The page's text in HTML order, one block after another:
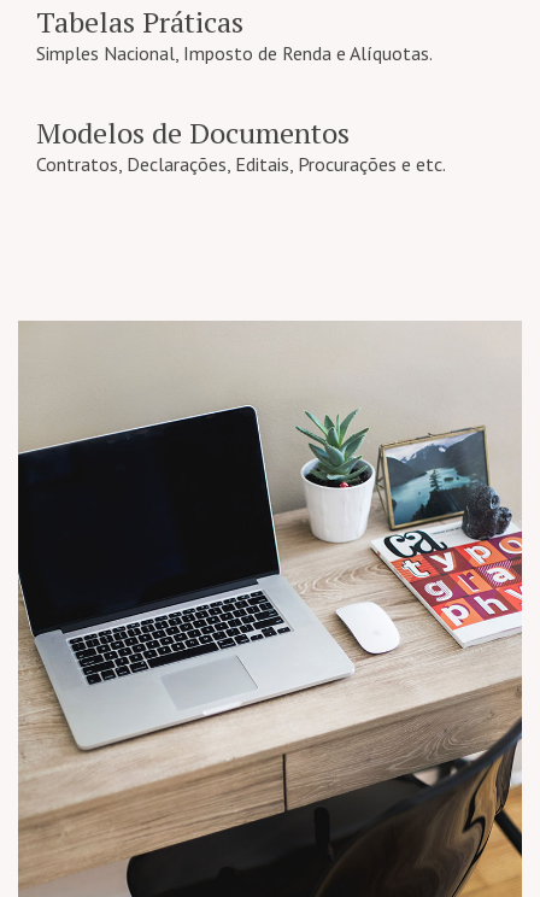
Tabelas Práticas
Simples Nacional, Imposto de Renda e Alíquotas.
Modelos de Documentos
Contratos, Declarações, Editais, Procurações e etc.